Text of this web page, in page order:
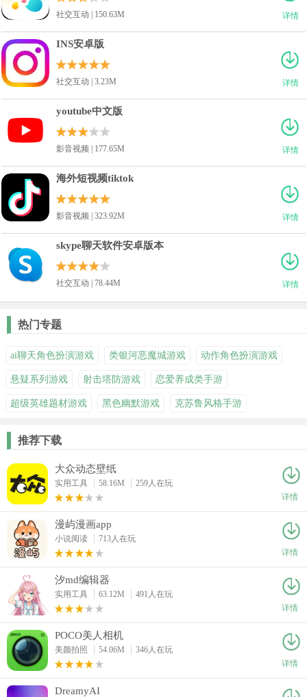
详情
社交互动 | 150.63M
详情
INS安卓版
社交互动 | 3.23M
详情
youtube中文版
影音视频 | 177.65M
详情
海外短视频tiktok
影音视频 | 323.92M
详情
skype聊天软件安卓版本
社交互动 | 78.44M
热门专题
ai聊天角色扮演游戏 类银河恶魔城游戏 动作角色扮演游戏
悬疑系列游戏 射击塔防游戏 恋爱养成类手游
超级英雄题材游戏 黑色幽默游戏 克苏鲁风格手游
推荐下载
大众动态壁纸
实用工具 58.16M
259人在玩
详情
漫屿漫画app
小说阅读
713人在玩
详情
汐md编辑器
实用工具 63.12M
491人在玩
详情
POCO美人相机
美颜拍照 54.06M
346人在玩
详情
DreamyAI